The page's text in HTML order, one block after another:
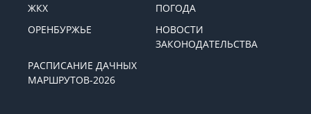
ЖКХ
ПОГОДА
ОРЕНБУРЖЬЕ
НОВОСТИ
ЗАКОНОДАТЕЛЬСТВА
РАСПИСАНИЕ ДАЧНЫХ
МАРШРУТОВ-2026